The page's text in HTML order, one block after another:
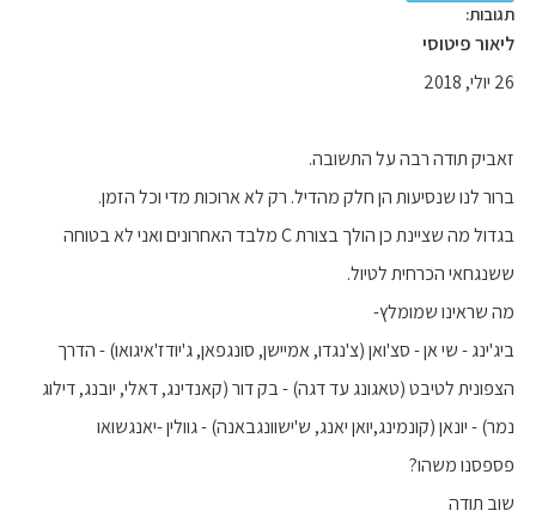
תגובות:
ליאור פיטוסי
26 יולי, 2018
זאביק תודה רבה על התשובה.
ברור לנו שנסיעות הן חלק מהדיל. רק לא ארוכות מדי וכל הזמן.
בגדול מה שציינת כן הולך בצורת C מלבד האחרונים ואני לא בטוחה
ששנגחאי הכרחית לטיול.
מה שראינו שמומלץ-
ביג'ינג - שי אן - סצ'ואן (צ'נגדו, אמיישן, סונגפאן, ג'יודז'איגואו) - הדרך
הצפונית לטיבט (טאגונג עד דגה) - בק דור (קאנדינג, דאלי, יובנג, דילוג
נמר) - יונאן (קונמינג,יואן יאנג, ש'ישוונגבאנה) - גוולין -יאנגשואו
פספסנו משהו?
שוב תודה